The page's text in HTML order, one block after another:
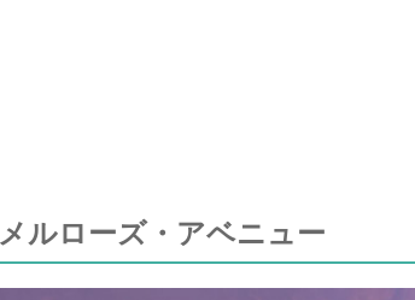
メルローズ・アベニュー